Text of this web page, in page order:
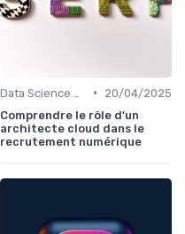
•
20/04/2025
Comprendre le rôle d'un
architecte cloud dans le
recrutement numérique